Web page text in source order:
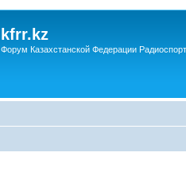
kfrr.kz
Форум Казахстанской Федерации